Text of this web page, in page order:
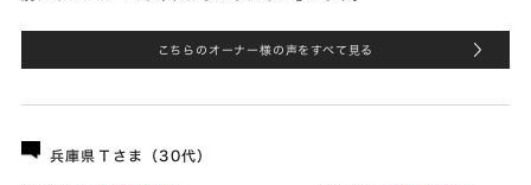
こちらのオーナー様の声をすべて見る
兵庫県Ｔさま（30代）